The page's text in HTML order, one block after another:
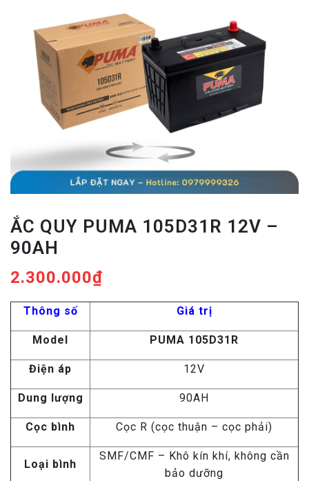
ẮC QUY PUMA 105D31R 12V –
90AH
2.300.000₫
Thông số Giá trị
Model PUMA 105D31R
Điện áp 12V
Dung lượng 90AH
Cọc bình Cọc R (cọc thuận – cọc phải)
Loại bình
SMF/CMF – Khô kín khí, không cần
bảo dưỡng